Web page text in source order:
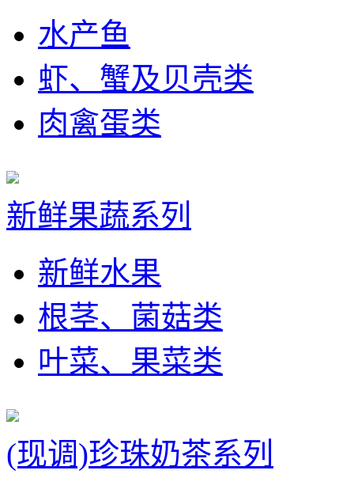
水产鱼
虾、蟹及贝壳类
肉禽蛋类
新鲜果蔬系列
新鲜水果
根茎、菌菇类
叶菜、果菜类
(现调)珍珠奶茶系列